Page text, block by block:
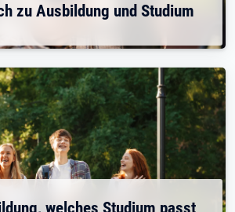
zu Ausbildung und Studium
welches Studium passt